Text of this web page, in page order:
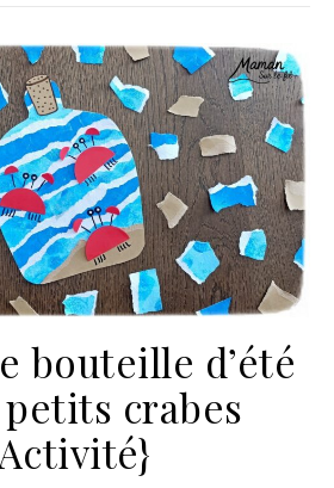
bouteille d’été
petits crabes